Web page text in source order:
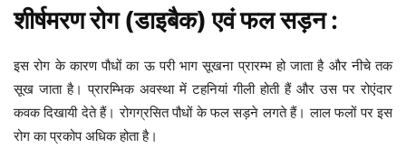
शीर्षमरण रोग (डाइबैक) एवं फल सड़न :
इस रोग के कारण पौधों का ऊ परी भाग सूखना प्रारम्भ हो जाता है और नीचे तक
सूख जाता है। प्रारम्भिक अवस्था में टहनियां गीली होती हैं और उस पर रोएंदार
कवक दिखायी देते हैं। रोगग्रसित पौधों के फल सड़ने लगते हैं। लाल फलों पर इस
रोग का प्रकोप अधिक होता है।